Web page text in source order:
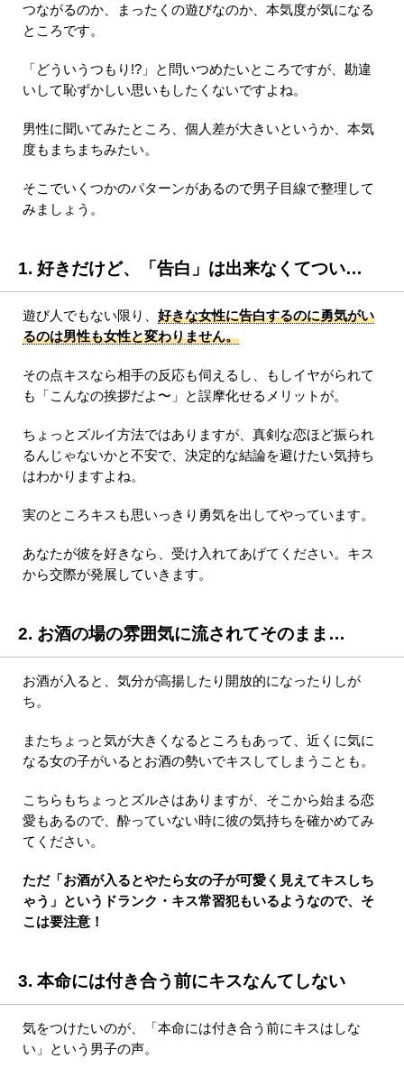
つながるのか、まったくの遊びなのか、本気度が気になる
ところです。
「どういうつもり!?」と問いつめたいところですが、勘違
いして恥ずかしい思いもしたくないですよね。
男性に聞いてみたところ、個人差が大きいというか、本気
度もまちまちみたい。
そこでいくつかのパターンがあるので男子目線で整理して
みましょう。
1. 好きだけど、「告白」は出来なくてつい…
遊び人でもない限り、 好きな女性に告白するのに勇気がい
るのは男性も女性と変わりません。
その点キスなら相手の反応も伺えるし、もしイヤがられて
も「こんなの挨拶だよ〜」と誤摩化せるメリットが。
ちょっとズルイ方法ではありますが、真剣な恋ほど振られ
るんじゃないかと不安で、決定的な結論を避けたい気持ち
はわかりますよね。
実のところキスも思いっきり勇気を出してやっています。
あなたが彼を好きなら、受け入れてあげてください。キス
から交際が発展していきます。
2. お酒の場の雰囲気に流されてそのまま…
お酒が入ると、気分が高揚したり開放的になったりしが
ち。
またちょっと気が大きくなるところもあって、近くに気に
なる女の子がいるとお酒の勢いでキスしてしまうことも。
こちらもちょっとズルさはありますが、そこから始まる恋
愛もあるので、酔っていない時に彼の気持ちを確かめてみ
てください。
ただ「お酒が入るとやたら女の子が可愛く見えてキスしち
ゃう」というドランク・キス常習犯もいるようなので、そ
こは要注意！
3. 本命には付き合う前にキスなんてしない
気をつけたいのが、「本命には付き合う前にキスはしな
い」という男子の声。